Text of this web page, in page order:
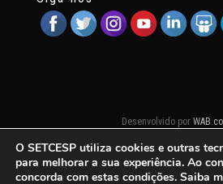
Desenvolvido por
O SETCESP utiliza cookies e outras
para melhorar a sua experiência. Ao
concorda com estas condições. Saiba